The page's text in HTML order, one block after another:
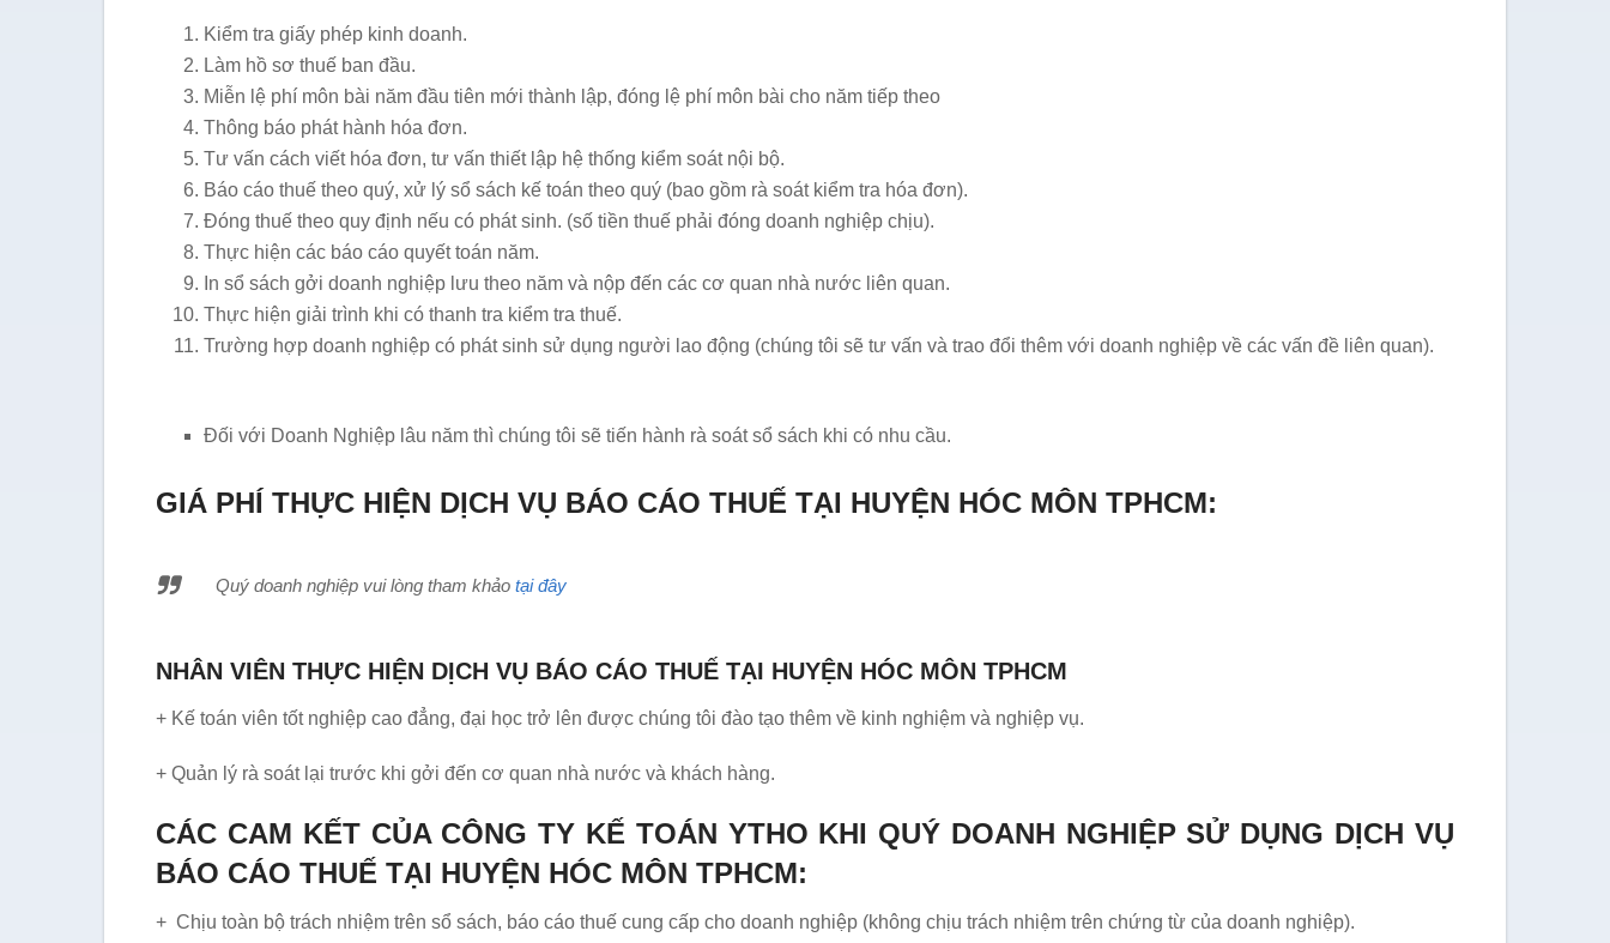
Kiểm tra giấy phép kinh doanh.
Làm hồ sơ thuế ban đầu.
Miễn lệ phí môn bài năm đầu tiên mới thành lập, đóng lệ phí môn bài cho năm tiếp theo
Thông báo phát hành hóa đơn.
Tư vấn cách viết hóa đơn, tư vấn thiết lập hệ thống kiểm soát nội bộ.
Báo cáo thuế theo quý, xử lý sổ sách kế toán theo quý (bao gồm rà soát kiểm tra hóa đơn).
Đóng thuế theo quy định nếu có phát sinh. (số tiền thuế phải đóng doanh nghiệp chịu).
Thực hiện các báo cáo quyết toán năm.
In sổ sách gởi doanh nghiệp lưu theo năm và nộp đến các cơ quan nhà nước liên quan.
Thực hiện giải trình khi có thanh tra kiểm tra thuế.
Trường hợp doanh nghiệp có phát sinh sử dụng người lao động (chúng tôi sẽ tư vấn và trao đổi thêm với doanh nghiệp về các vấn đề liên quan).
Đối với Doanh Nghiệp lâu năm thì chúng tôi sẽ tiến hành rà soát sổ sách khi có nhu cầu.
GIÁ PHÍ THỰC HIỆN DỊCH VỤ BÁO CÁO THUẾ TẠI HUYỆN HÓC MÔN TPHCM:
Quý doanh nghiệp vui lòng tham khảotại đây
NHÂN VIÊN THỰC HIỆN DỊCH VỤ BÁO CÁO THUẾ TẠI HUYỆN HÓC MÔN TPHCM
+ Kế toán viên tốt nghiệp cao đẳng, đại học trở lên được chúng tôi đào tạo thêm về kinh nghiệm và nghiệp vụ.
+ Quản lý rà soát lại trước khi gởi đến cơ quan nhà nước và khách hàng.
CÁC CAM KẾT CỦA CÔNG TY KẾ TOÁN YTHO KHI QUÝ DOANH NGHIỆP SỬ DỤNG DỊCH VỤ
BÁO CÁO THUẾ TẠI HUYỆN HÓC MÔN TPHCM:
+ Chịu toàn bộ trách nhiệm trên sổ sách, báo cáo thuế cung cấp cho doanh nghiệp (không chịu trách nhiệm trên chứng từ của doanh nghiệp).